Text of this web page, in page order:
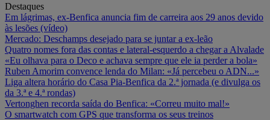
Destaques
Em lágrimas, ex-Benfica anuncia fim de carreira aos 29 anos devido
às lesões (vídeo)
Mercado: Deschamps desejado para se juntar a ex-leão
Quatro nomes fora das contas e lateral-esquerdo a chegar a Alvalade
«Eu olhava para o Deco e achava sempre que ele ia perder a bola»
Ruben Amorim convence lenda do Milan: «Já percebeu o ADN...»
Liga altera horário do Casa Pia-Benfica da 2.ª jornada (e divulga os
da 3.ª e 4.ª rondas)
Vertonghen recorda saída do Benfica: «Correu muito mal!»
O smartwatch com GPS que transforma os seus treinos